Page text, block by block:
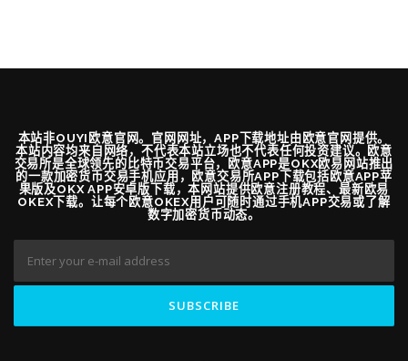
本站非OUYI欧意官网。官网网址，APP下载地址由欧意官网提供。
本站内容均来自网络，不代表本站立场也不代表任何投资建议。欧意
交易所是全球领先的比特币交易平台，欧意APP是OKX欧易网站推出
的一款加密货币交易手机应用，欧意交易所APP下载包括欧意APP苹
果版及OKX APP安卓版下载，本网站提供欧意注册教程、最新欧易
OKEX下载。让每个欧意OKEX用户可随时通过手机APP交易或了解
数字加密货币动态。